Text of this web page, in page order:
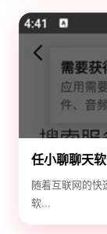
任小聊聊天
选！
随着互联网的快
软...